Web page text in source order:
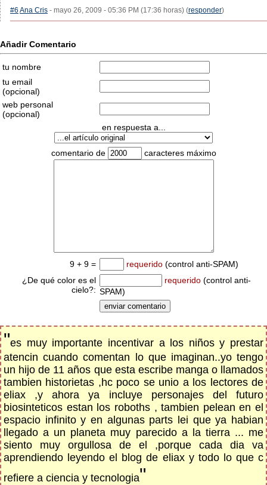
#6 Ana Cris - mayo 26, 2009 - 05:36 PM (17:36 horas) (responder)
Añadir Comentario
tu nombre
tu email
(opcional)
web personal
(opcional)
en respuesta a...
comentario de caracteres máximo
9 + 9 = requerido (control anti-SPAM)
¿De qué color es el
cielo?:
requerido (control anti-
SPAM)
"es muy importante incentivar a los niños y prestar
atencin cuando comentan lo que imaginan..yo tengo
un hijo de 11 años que esta escribe manga o llamados
tambien historietas ,hc poco se unio a los lectores de
eliax ,y ahora ya incluye personajes del futuro
biosinteticos estan los roboths , tambien pelean en el
espacio infinito y en algunas parts lei que ya habian
llegado a un planeta muy parecido a la tierra ... me
siento muy orgullosa de el ,porque cada dia va
aprendiendo leyendo el blog de eliax y todo lo que c
refiere a ciencia y tecnologia"